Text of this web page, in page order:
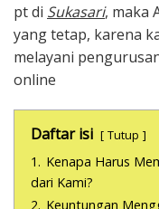
pt di Sukasari, maka
yang tetap, karena
melayani
online
Daftar isi Tutup
1. Kenapa Harus
dari Kami?
2. Keuntungan